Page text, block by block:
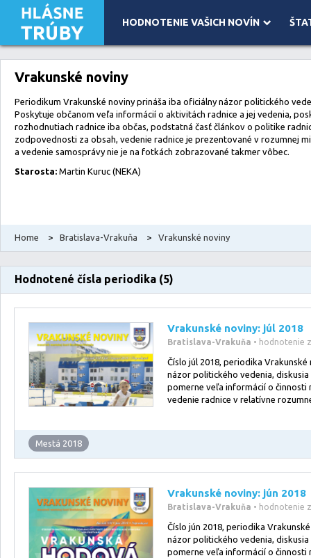
HODNOTENIE VAŠICH NOVÍN
Leaflet| Map data ©OpenStreetMapcontributors, Imagery ©Mapbox
Vrakunské noviny
Periodikum Vrakunské noviny prináša iba oficiálny názor politického
Poskytuje občanom veľa informácií o aktivitách radnice a jej vedenia,
rozhodnutiach radnice iba občas, podstatná časť článkov o politike
zodpovednosti za obsah, vedenie radnice je prezentované v rozumnej
a vedenie samosprávy nie je na fotkách zobrazované takmer vôbec.
Starosta: Martin Kuruc (NEKA)
Home > Bratislava-Vrakuňa > Vrakunské noviny
Hodnotené čísla periodika (5)
Vrakunské noviny: júl 2018
Bratislava-Vrakuňa • hodnotenie
Číslo júl 2018, periodika
názor politického vedenia, diskusia
pomerne veľa informácií o činnosti
vedenie radnice v relatívne
Mestá 2018
Vrakunské noviny: jún 2018
Bratislava-Vrakuňa • hodnotenie
Číslo jún 2018, periodika
názor politického vedenia, diskusia
pomerne veľa informácií o činnosti